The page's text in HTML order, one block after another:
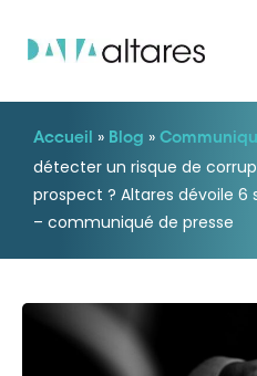
Nous
Nos solutions
Accueil » Blog »
détecter un risque de
prospect ? Altares dévoile
– communiqué de presse